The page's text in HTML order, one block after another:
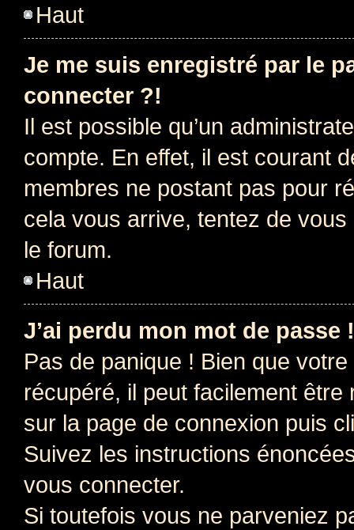
Haut
Je me suis enregistré par le
connecter ?!
Il est possible qu’un
compte. En effet, il est courant
membres ne postant pas pour
cela vous arrive, tentez de
le forum.
Haut
J’ai perdu mon mot de passe !
Pas de panique ! Bien que
récupéré, il peut facilement
sur la page de connexion puis
Suivez les instructions
vous connecter.
Si toutefois vous ne parveniez